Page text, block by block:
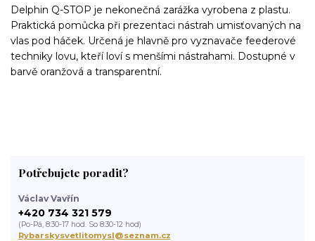
Delphin Q-STOP je nekonečná zarážka vyrobena z plastu.
Praktická pomůcka při prezentaci nástrah umisťovaných na
vlas pod háček. Určená je hlavně pro vyznavače feederové
techniky lovu, kteří loví s menšími nástrahami. Dostupné v
barvě oranžová a transparentní.
Potřebujete poradit?
Václav Vavřín
+420 734 321 579
(Po-Pá, 8:30-17 hod. So 8:30-12 hod)
Rybarskysvetlitomysl@seznam.cz